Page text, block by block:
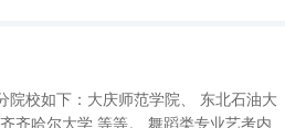
校如下：大庆师范学院、 东北石油大
等。 舞蹈类专业艺考内